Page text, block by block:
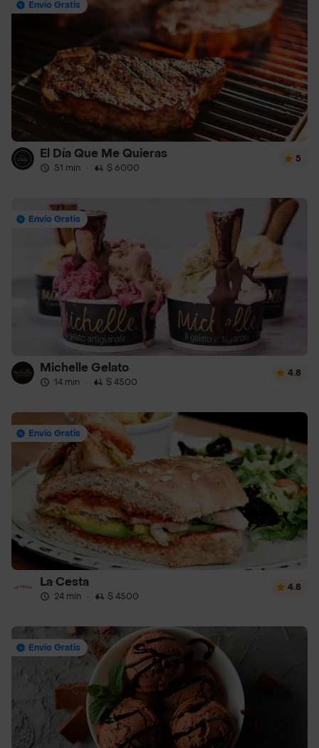
Envío Gratis
El Día Que Me Quieras
51 min · $ 6000
5
Envío Gratis
Michelle Gelato
14 min · $ 4500
4.8
Envío Gratis
La Cesta
24 min · $ 4500
4.8
Envío Gratis